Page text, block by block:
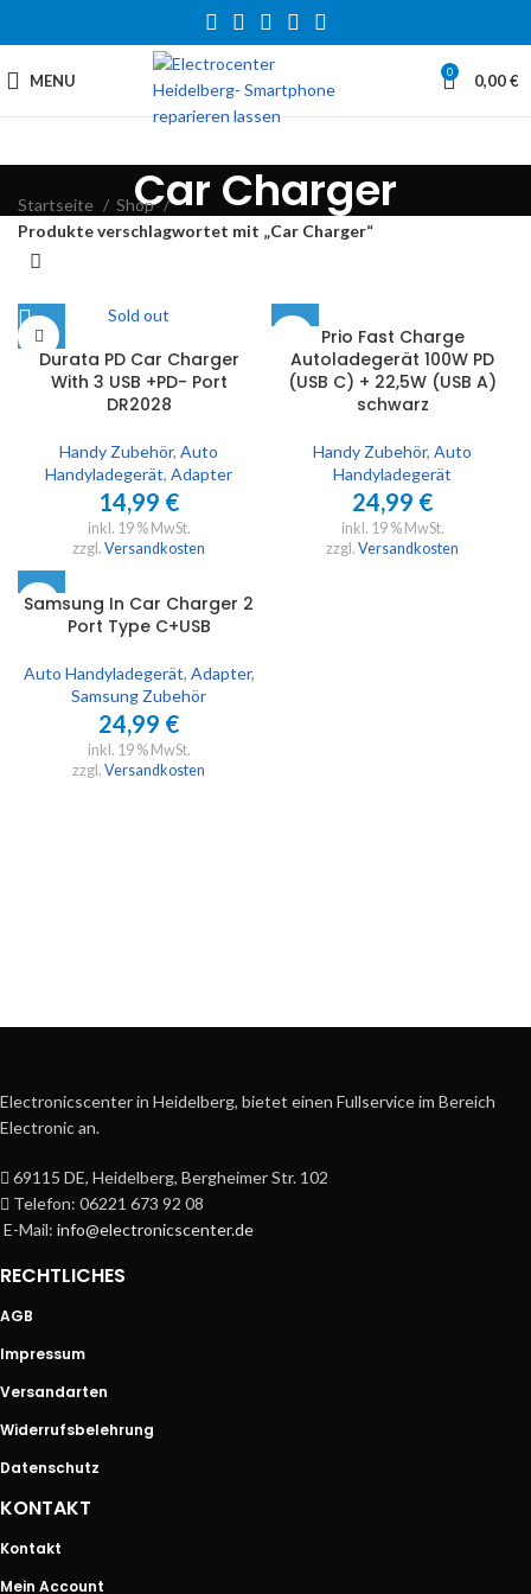
MENU 0 0,00€
Car Charger
Startseite
Shop
Produkte verschlagwortet mit „Car Charger“
Sold out
Durata PD Car Charger
With 3 USB +PD- Port
DR2028
Handy Zubehör, Auto
Handyladegerät, Adapter
14,99 €
inkl. 19 % MwSt.
zzgl. Versandkosten
Prio Fast Charge
Autoladegerät 100W PD
(USB C) + 22,5W (USB A)
schwarz
Handy Zubehör, Auto
Handyladegerät
24,99 €
inkl. 19 % MwSt.
zzgl. Versandkosten
Samsung In Car Charger 2
Port Type C+USB
Auto Handyladegerät, Adapter,
Samsung Zubehör
24,99 €
inkl. 19 % MwSt.
zzgl. Versandkosten
Electronicscenter in Heidelberg, bietet einen Fullservice im Bereich
Electronic an.
69115 DE, Heidelberg, Bergheimer Str. 102
Telefon: 06221 673 92 08
E-Mail:info@electronicscenter.de
RECHTLICHES
AGB
Impressum
Versandarten
Widerrufsbelehrung
Datenschutz
KONTAKT
Kontakt
Mein Account